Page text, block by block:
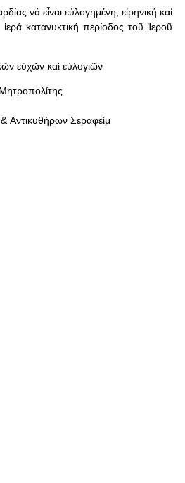
νά εἶναι εὐλογημένη, εἰρηνική καί
κατανυκτική περίοδος τοῦ Ἱεροῦ
εὐχῶν καί εὐλογιῶν
Ἀντικυθήρων Σεραφείμ